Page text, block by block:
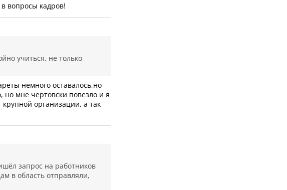
вопросы кадров!
учиться, не только
немного оставалось,но
мне чертовски повезло и я
организации, а так
запрос на работников
в область отправляли,